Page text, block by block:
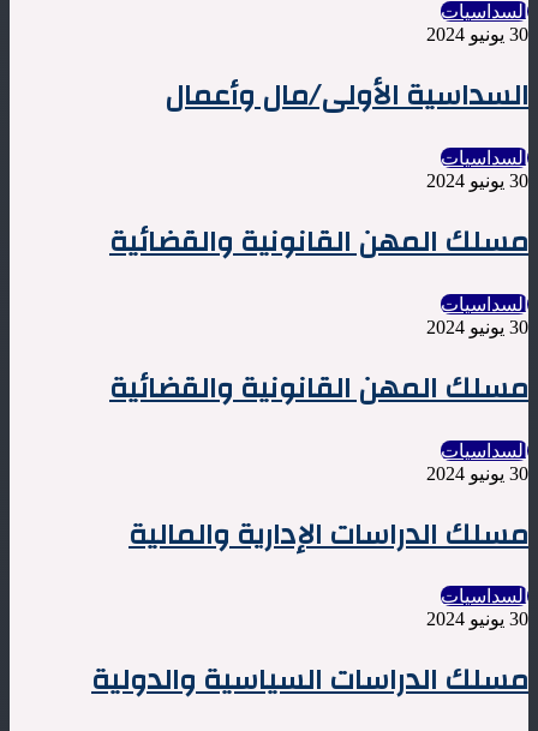
السداسيات
30 يونيو 2024
السداسية الأولى/مال وأعمال
السداسيات
30 يونيو 2024
مسلك المهن القانونية والقضائية
السداسيات
30 يونيو 2024
مسلك المهن القانونية والقضائية
السداسيات
30 يونيو 2024
مسلك الدراسات الإدارية والمالية
السداسيات
30 يونيو 2024
مسلك الدراسات السياسية والدولية